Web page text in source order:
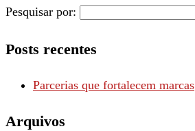
Pesquisar por:
Posts recentes
Parcerias que fortalecem marcas
Arquivos